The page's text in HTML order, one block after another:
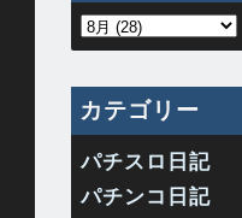
カテゴリー
パチスロ日記
パチンコ日記